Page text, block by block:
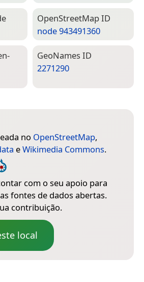
Open­Street­Map ID
node 943491360
Geo­Names ID
2271290
no OpenStreetMap,
eWikimedia Commons.
com o seu apoio para
fontes de dados abertas.
contribuição.
local